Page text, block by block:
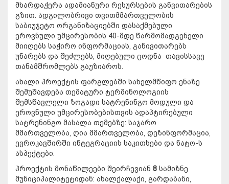
მხარდაჭერა ადამიანური რესურსების განვითარების
გზით. ადგილობრივი თვითმმართველობის
საბიუჯეტო ორგანიზაციებში დასაქმებული
ეროვნული უმცირესობის 40-მდე წარმომადგენელი
მიიღებს საჭირო ინფორმაციას, განივითარებს
უნარებს და შეძლებს, მიღებული ცოდნა თავისსავე
თანამშრომლებს გაუზიაროს.
ახალი პროექტის ფარგლებში სახელმწიფო ენაზე
შემუშავდება თემატური ტერმინოლოგიის
შემსწავლელი ზოგადი სატრენინგო მოდული და
ეროვნული უმცირესობებისთვის ადაპტირებული
სატრენინგო მასალა თემებზე: საჯარო
მმართველობა, ღია მმართველობა, დეზინფორმაცია,
ევროკავშირში ინტეგრაციის საკითხები და ნატო-ს
ასპექტები.
პროექტის მონაწილეები შეირჩევიან 8 სამიზნე
მუნიციპალიტეტიდან: ახალქალაქი, გარდაბანი,